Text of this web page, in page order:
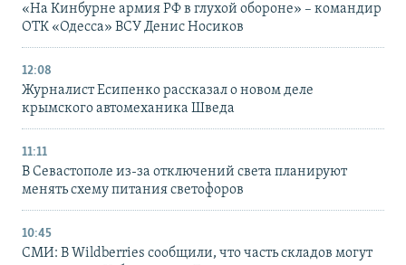
«На Кинбурне армия РФ в глухой обороне» – командир
ОТК «Одесса» ВСУ Денис Носиков
12:08
Журналист Есипенко рассказал о новом деле
крымского автомеханика Шведа
11:11
В Севастополе из-за отключений света планируют
менять схему питания светофоров
10:45
СМИ: В Wildberries сообщили, что часть складов могут